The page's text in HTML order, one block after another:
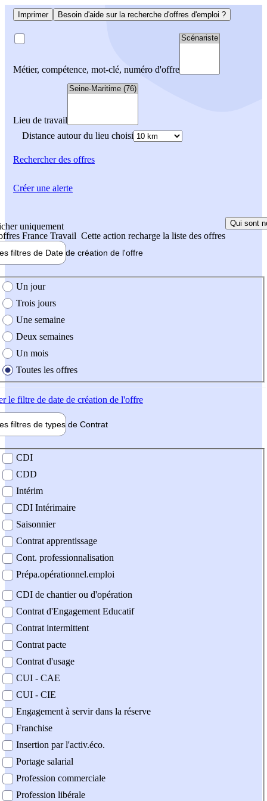
Imprimer Besoin d'aide sur la recherche d'offres d'emploi ?
Métier, compétence, mot-clé, numéro d'offre
Lieu de travail
Distance autour du lieu choisi
Rechercherdes offres
uniquement
France Travail Cette action recharge la liste des offres
Qui sont
filtres de Date de création de l'offre
création de l'offre
Un jour
Trois jours
Une semaine
Deux semaines
Un mois
Toutes les offres
le filtre de date de création de l'offre
filtres de types de Contrat
contrat
CDI
CDD
Intérim
CDI Intérimaire
Saisonnier
Contrat apprentissage
Cont. professionnalisation
Prépa.opérationnel.emploi
CDI de chantier ou d'opération
Contrat d'Engagement Educatif
Contrat intermittent
Contrat pacte
Contrat d'usage
CUI - CAE
CUI - CIE
Engagement à servir dans la réserve
Franchise
Insertion par l'activ.éco.
Portage salarial
Profession commerciale
Profession libérale
Créer une alerte